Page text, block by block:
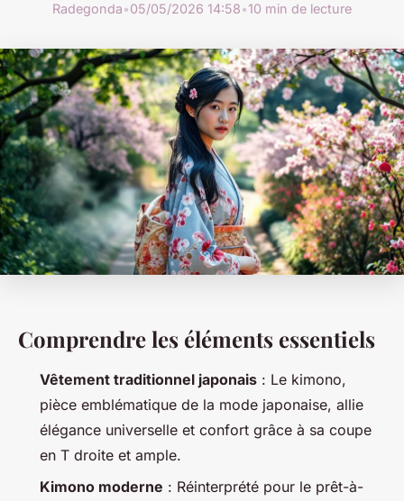
Radegonda•05/05/2026 14:58•10 min de lecture
Comprendre les éléments essentiels
Vêtement traditionnel japonais : Le kimono,
pièce emblématique de la mode japonaise, allie
élégance universelle et confort grâce à sa coupe
en T droite et ample.
Kimono moderne : Réinterprété pour le prêt-à-